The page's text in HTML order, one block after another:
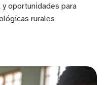
oportunidades para
rurales